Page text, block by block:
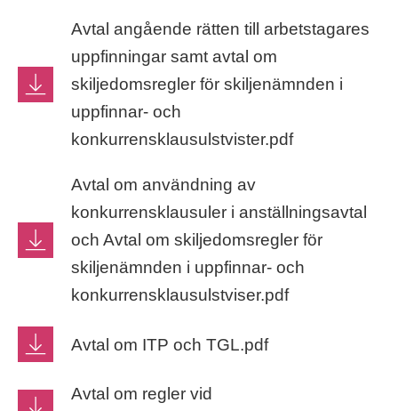
Avtal angående rätten till arbetstagares
uppfinningar samt avtal om
skiljedomsregler för skiljenämnden i
uppfinnar- och
konkurrensklausulstvister.pdf
Avtal om användning av
konkurrensklausuler i anställningsavtal
och Avtal om skiljedomsregler för
skiljenämnden i uppfinnar- och
konkurrensklausulstviser.pdf
Avtal om ITP och TGL.pdf
Avtal om regler vid